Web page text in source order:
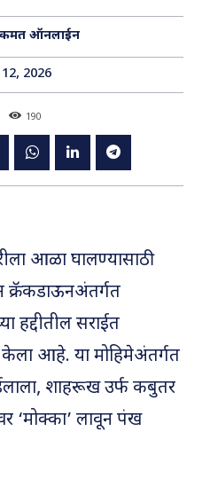
ऑनलाईन
2026
190
आळा घालण्यासाठी
क्रॅकडाऊनअंतर्गत
हद्दीतील सराईत
केला आहे. या मोहिमेअंतर्गत
शाहरूख उर्फ कबुतर
‘मोक्का’ लावून पंख